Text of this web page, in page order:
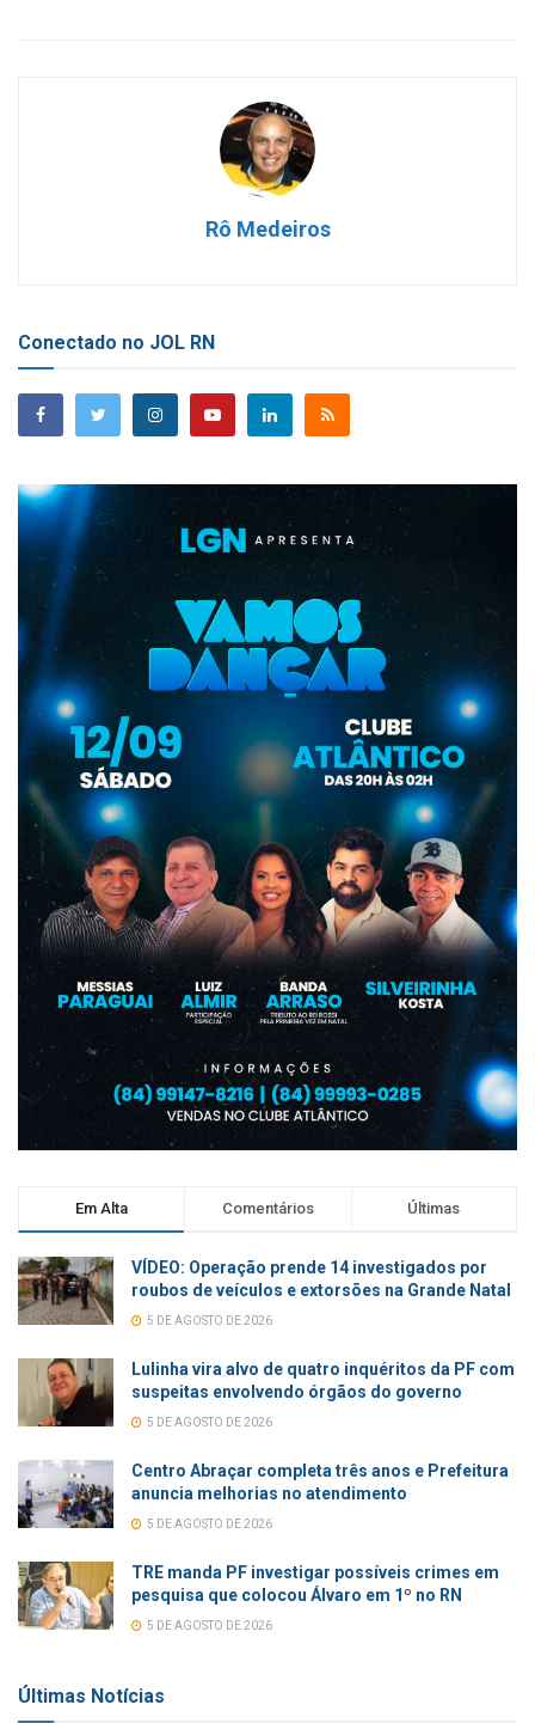
Rô Medeiros
Conectado no JOL RN
Em Alta Comentários Últimas
VÍDEO: Operação prende 14 investigados por
roubos de veículos e extorsões na Grande Natal
5 DE AGOSTO DE 2026
Lulinha vira alvo de quatro inquéritos da PF com
suspeitas envolvendo órgãos do governo
5 DE AGOSTO DE 2026
Centro Abraçar completa três anos e Prefeitura
anuncia melhorias no atendimento
5 DE AGOSTO DE 2026
TRE manda PF investigar possíveis crimes em
pesquisa que colocou Álvaro em 1º no RN
5 DE AGOSTO DE 2026
Últimas Notícias